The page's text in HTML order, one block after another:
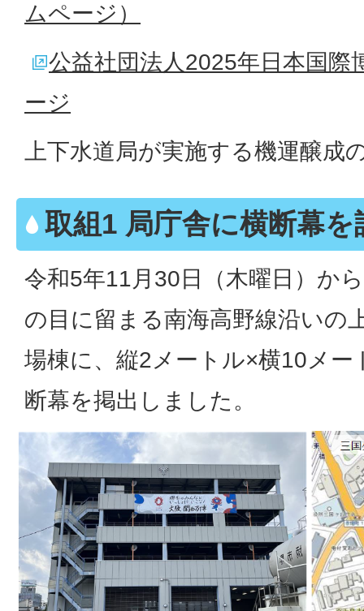
ムページ）
公益社団法人2025年日本国際
ージ
上下水道局が実施する機運醸成
取組1 局庁舎に横断幕を
令和5年11月30日（木曜日）か
の目に留まる南海高野線沿いの
場棟に、縦2メートル×横10メー
断幕を掲出しました。